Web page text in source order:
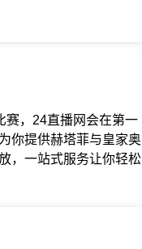
赛，24直播网会在第一
你提供赫塔菲与皇家奥
，一站式服务让你轻松